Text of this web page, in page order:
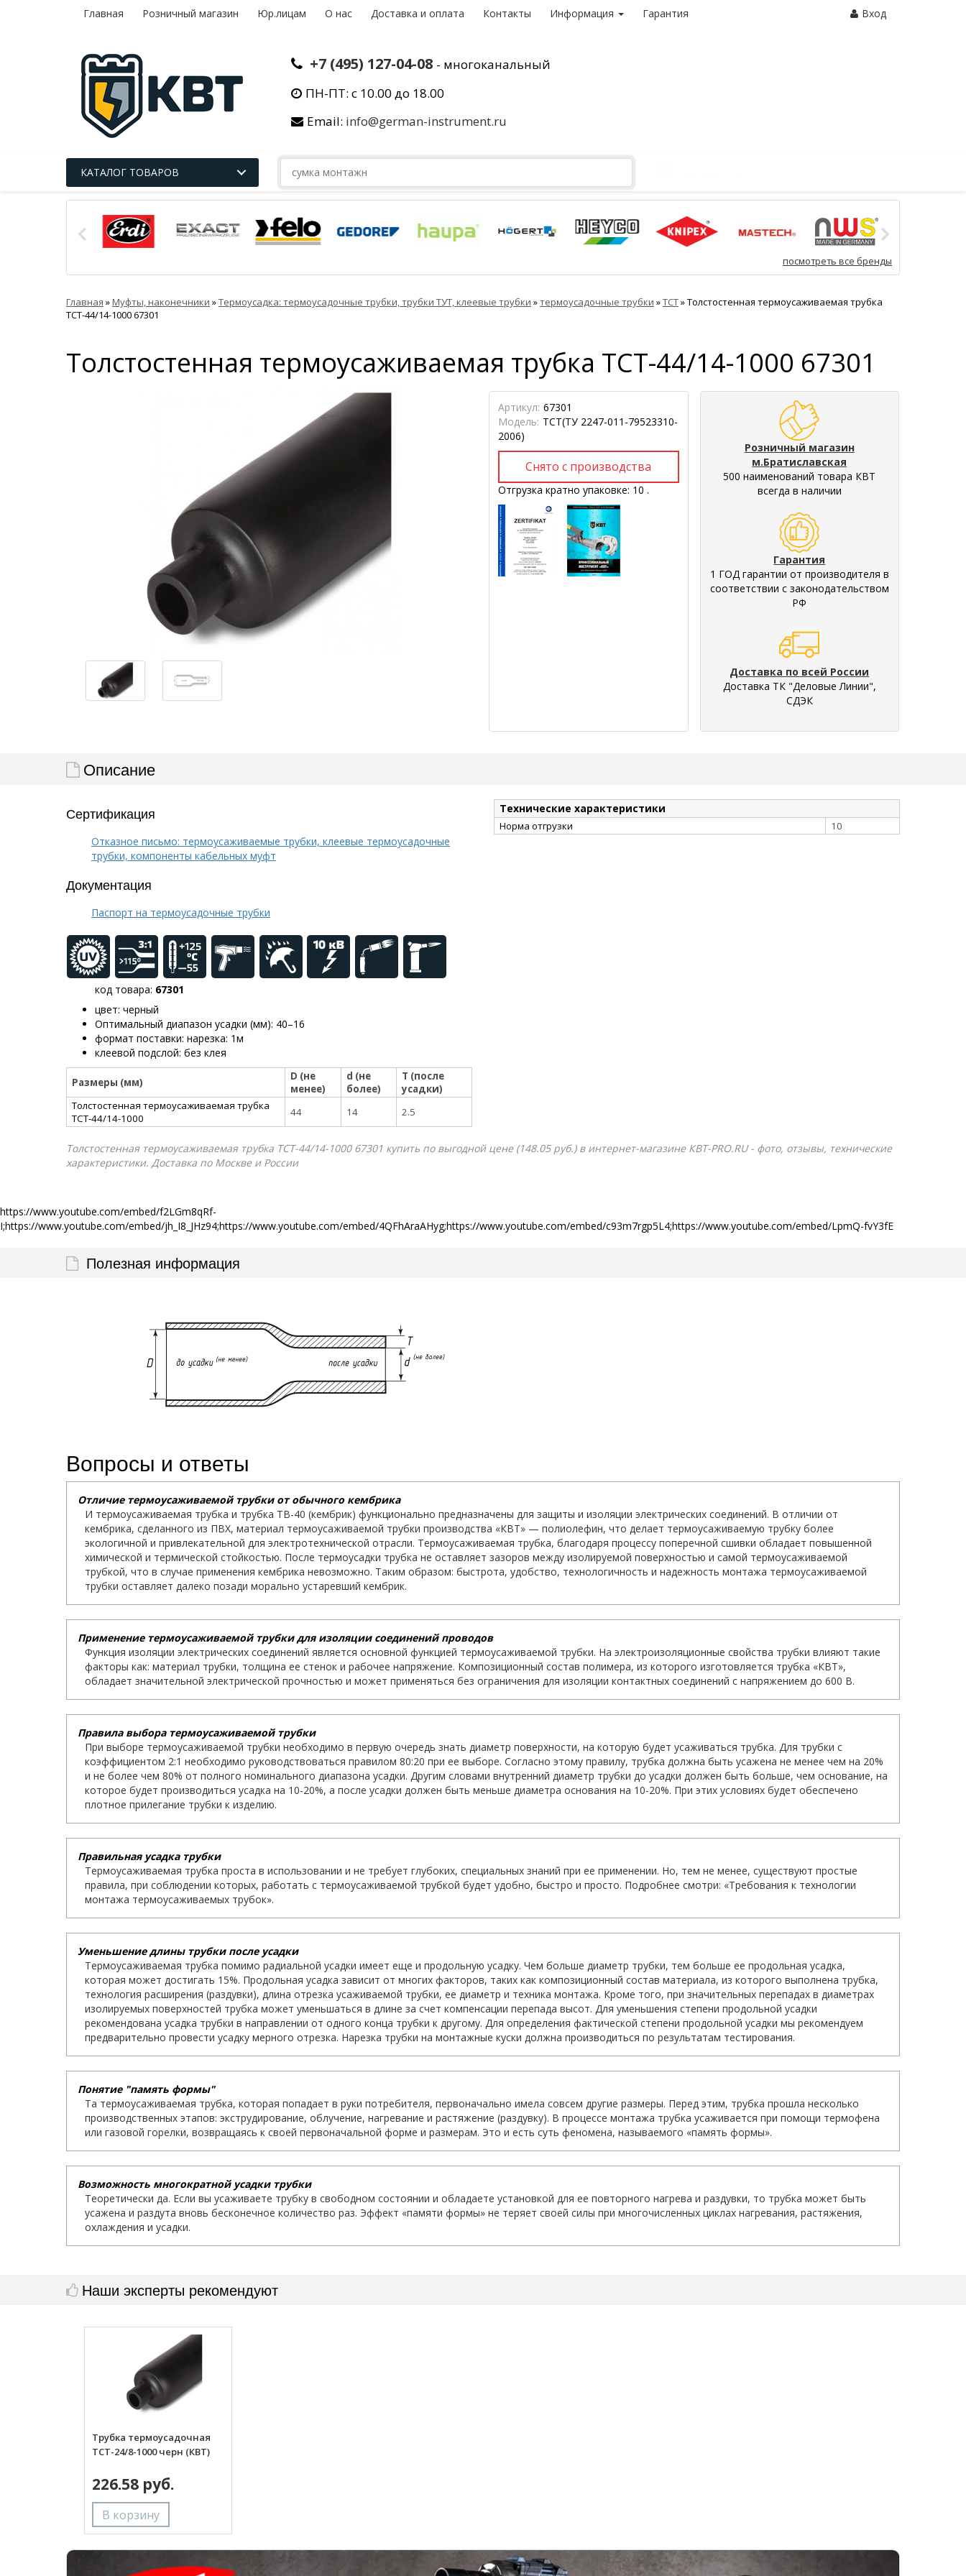
Главная Розничный магазин Юр.лицам О нас Доставка и оплата Контакты Информация Гарантия Вход
+7 (495) 127-04-08 - многоканальный
ПН-ПТ: с 10.00 до 18.00
Email: info@german-instrument.ru
КАТАЛОГ ТОВАРОВ
посмотреть все бренды
Главная »Муфты, наконечники »Термоусадка: термоусадочные трубки, трубки ТУТ, клеевые трубки »термоусадочные трубки »ТСТ»Толстостенная термоусаживаемая трубка
ТСТ-44/14-1000 67301
Толстостенная термоусаживаемая трубка ТСТ-44/14-1000 67301
Артикул: 67301
Модель: ТСТ(ТУ 2247-011-79523310-
2006)
Отгрузка кратно упаковке: 10 .
Розничный магазин
м.Братиславская
500 наименований товара КВТ
всегда в наличии
Гарантия
1 ГОД гарантии от производителя в
соответствии с законодательством
РФ
Доставка по всей России
Доставка ТК "Деловые Линии",
СДЭК
Описание
Сертификация
Отказное письмо: термоусаживаемые трубки, клеевые термоусадочные
трубки, компоненты кабельных муфт
Документация
Паспорт на термоусадочные трубки
код товара: 67301
цвет: черный
Оптимальный диапазон усадки (мм): 40–16
формат поставки: нарезка: 1м
клеевой подслой: без клея
Размеры (мм)
D (не
менее)
d (не
более)
T (после
усадки)
Толстостенная термоусаживаемая трубка
ТСТ-44/14-1000
44 14 2.5
Технические характеристики
Норма отгрузки 10
Толстостенная термоусаживаемая трубка ТСТ-44/14-1000 67301 купить по выгодной цене (148.05 руб.) в интернет-магазине КВТ-PRO.RU - фото, отзывы, технические
характеристики. Доставка по Москве и России
https://www.youtube.com/embed/f2LGm8qRf-
I;https://www.youtube.com/embed/jh_I8_JHz94;https://www.youtube.com/embed/4QFhAraAHyg;https://www.youtube.com/embed/c93m7rgp5L4;https://www.youtube.com/embed/LpmQ-fvY3fE
Полезная информация
Вопросы и ответы
Отличие термоусаживаемой трубки от обычного кембрика
И термоусаживаемая трубка и трубка ТВ-40 (кембрик) функционально предназначены для защиты и изоляции электрических соединений. В отличии от
кембрика, сделанного из ПВХ, материал термоусаживаемой трубки производства «КВТ» — полиолефин, что делает термоусаживаемую трубку более
экологичной и привлекательной для электротехнической отрасли. Термоусаживаемая трубка, благодаря процессу поперечной сшивки обладает повышенной
химической и термической стойкостью. После термоусадки трубка не оставляет зазоров между изолируемой поверхностью и самой термоусаживаемой
трубкой, что в случае применения кембрика невозможно. Таким образом: быстрота, удобство, технологичность и надежность монтажа термоусаживаемой
трубки оставляет далеко позади морально устаревший кембрик.
Применение термоусаживаемой трубки для изоляции соединений проводов
Функция изоляции электрических соединений является основной функцией термоусаживаемой трубки. На электроизоляционные свойства трубки влияют такие
факторы как: материал трубки, толщина ее стенок и рабочее напряжение. Композиционный состав полимера, из которого изготовляется трубка «КВТ»,
обладает значительной электрической прочностью и может применяться без ограничения для изоляции контактных соединений с напряжением до 600 В.
Правила выбора термоусаживаемой трубки
При выборе термоусаживаемой трубки необходимо в первую очередь знать диаметр поверхности, на которую будет усаживаться трубка. Для трубки с
коэффициентом 2:1 необходимо руководствоваться правилом 80:20 при ее выборе. Согласно этому правилу, трубка должна быть усажена не менее чем на 20%
и не более чем 80% от полного номинального диапазона усадки. Другим словами внутренний диаметр трубки до усадки должен быть больше, чем основание, на
которое будет производиться усадка на 10-20%, а после усадки должен быть меньше диаметра основания на 10-20%. При этих условиях будет обеспечено
плотное прилегание трубки к изделию.
Правильная усадка трубки
Термоусаживаемая трубка проста в использовании и не требует глубоких, специальных знаний при ее применении. Но, тем не менее, существуют простые
правила, при соблюдении которых, работать с термоусаживаемой трубкой будет удобно, быстро и просто. Подробнее смотри: «Требования к технологии
монтажа термоусаживаемых трубок».
Уменьшение длины трубки после усадки
Термоусаживаемая трубка помимо радиальной усадки имеет еще и продольную усадку. Чем больше диаметр трубки, тем больше ее продольная усадка,
которая может достигать 15%. Продольная усадка зависит от многих факторов, таких как композиционный состав материала, из которого выполнена трубка,
технология расширения (раздувки), длина отрезка усаживаемой трубки, ее диаметр и техника монтажа. Кроме того, при значительных перепадах в диаметрах
изолируемых поверхностей трубка может уменьшаться в длине за счет компенсации перепада высот. Для уменьшения степени продольной усадки
рекомендована усадка трубки в направлении от одного конца трубки к другому. Для определения фактической степени продольной усадки мы рекомендуем
предварительно провести усадку мерного отрезка. Нарезка трубки на монтажные куски должна производиться по результатам тестирования.
Понятие "память формы"
Та термоусаживаемая трубка, которая попадает в руки потребителя, первоначально имела совсем другие размеры. Перед этим, трубка прошла несколько
производственных этапов: экструдирование, облучение, нагревание и растяжение (раздувку). В процессе монтажа трубка усаживается при помощи термофена
или газовой горелки, возвращаясь к своей первоначальной форме и размерам. Это и есть суть феномена, называемого «память формы».
Возможность многократной усадки трубки
Теоретически да. Если вы усаживаете трубку в свободном состоянии и обладаете установкой для ее повторного нагрева и раздувки, то трубка может быть
усажена и раздута вновь бесконечное количество раз. Эффект «памяти формы» не теряет своей силы при многочисленных циклах нагревания, растяжения,
охлаждения и усадки.
Наши эксперты рекомендуют
Трубка термоусадочная
ТСТ-24/8-1000 черн (КВТ)
226.58 руб.